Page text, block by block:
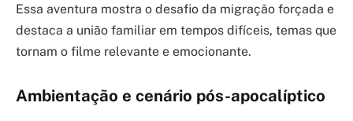
Essa aventura mostra o desafio da migração forçada e
destaca a união familiar em tempos difíceis, temas que
tornam o filme relevante e emocionante.
Ambientação e cenário pós-apocalíptico